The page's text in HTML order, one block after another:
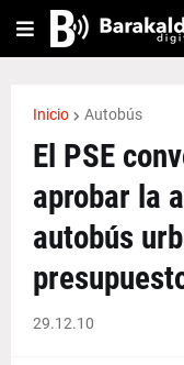
Inicio Autobús
El PSE
aprobar la
autobús
29.12.10